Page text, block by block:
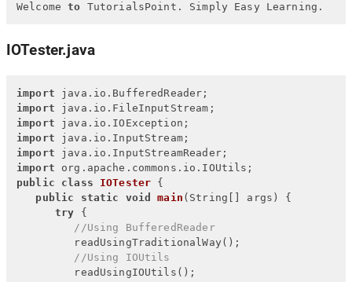
Welcome to TutorialsPoint. Simply Easy Learning.
IOTester.java
import
import
import
import
import
import
public
class IOTester {
public
static void main (String[] args)
{
try {
//Using BufferedReader
         readUsingTraditionalWay();
//Using IOUtils
         readUsingIOUtils();